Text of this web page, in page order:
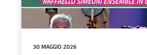
30 MAGGIO 2026